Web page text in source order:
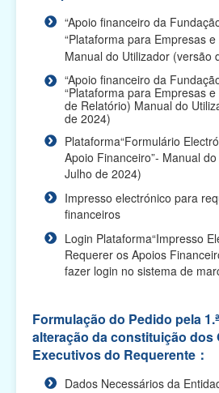
Comunitárias, 2027
Plano de Apoio Financeiro para
(O prazo de apresentação das
terminou...
Plano de Apoio Financeiro para
2026 (O prazo de apresentação
te...
Plano de Apoio Financeiro para
Funcionamento de Associações,
apresentaç...
Plano de Apoio Financeiro para
Académicos, 2026 (O prazo de
candidaturas ...
Comunitárias, 2026 (O prazo de
candidatu...
Plano Integrado de Apoio
prazo de apresentação das
“Apoio financeiro da
“Plataforma para Empresas
Manual do Utilizador (versão
“Apoio financeiro da
“Plataforma para Empresas
de Relatório) Manual do
de 2024)
Plataforma“Formulário
Apoio Financeiro”- Manual
Julho de 2024)
Impresso electrónico para
financeiros
Login Plataforma“Impresso
Requerer os Apoios
fazer login no sistema de
Formulação do Pedido pela
alteração da constituição dos
Executivos do Requerente：
Dados Necessários da